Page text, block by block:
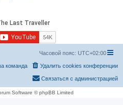
Часовой пояс: UTC+02:00
Удалить cookies конференции
команда
Связаться с администрацией
Software © phpBB Limited